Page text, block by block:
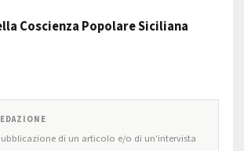
Coscienza Popolare Siciliana
di un articolo e/o di un'intervista